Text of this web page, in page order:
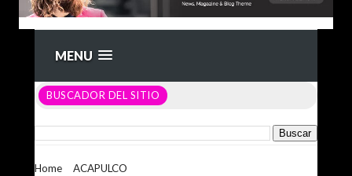
MENU
BUSCADOR DEL SITIO
Home ACAPULCO